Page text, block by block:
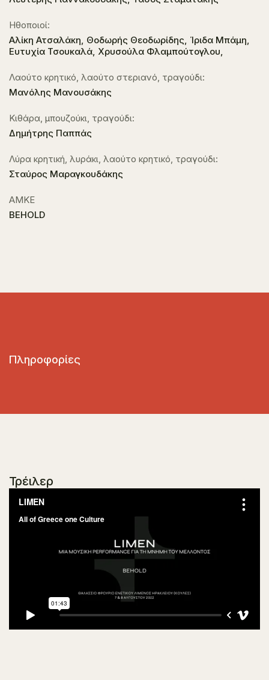
Ηθοποιοί:
Αλίκη Ατσαλάκη, Θοδωρής Θεοδωρίδης, Ίριδα Μπάμη,
Ευτυχία Τσουκαλά, Χρυσούλα Φλαμπούτογλου,
Λαούτο κρητικό, λαούτο στεριανό, τραγούδι:
Μανόλης Μανουσάκης
Κιθάρα, μπουζούκι, τραγούδι:
Δημήτρης Παππάς
Λύρα κρητική, λυράκι, λαούτο κρητικό, τραγούδι:
Σταύρος Μαραγκουδάκης
ΑΜΚΕ
BEHOLD
Πληροφορίες
Τρέιλερ